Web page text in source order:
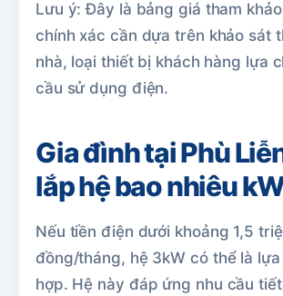
Lưu ý: Đây là bảng giá tham
chính xác cần dựa trên khảo sát
nhà, loại thiết bị khách hàng lựa
cầu sử dụng điện.
Gia đình tại Phù
lắp hệ bao nhiêu
Nếu tiền điện dưới khoảng 1,5
đồng/tháng, hệ 3kW có thể là
hợp. Hệ này đáp ứng nhu cầu